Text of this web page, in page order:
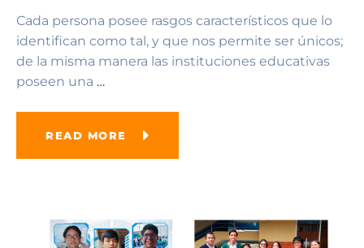
Cada persona posee rasgos característicos que lo
identifican como tal, y que nos permite ser únicos;
de la misma manera las instituciones educativas
poseen una …
READ MORE